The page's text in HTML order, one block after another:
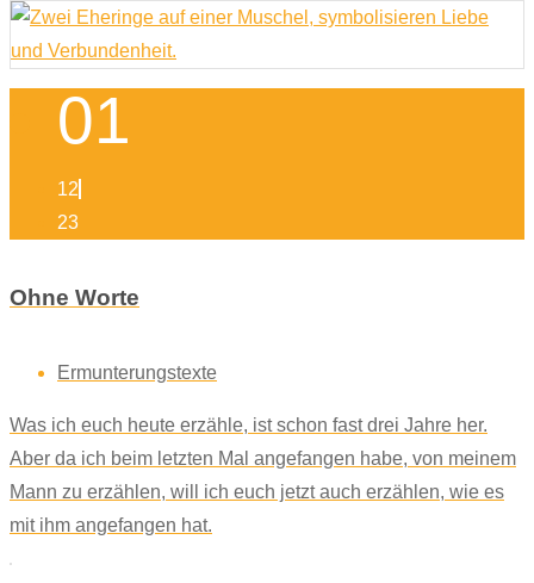
01
12
23
Ohne Worte
Ermunterungstexte
Was ich euch heute erzähle, ist schon fast drei Jahre her.
Aber da ich beim letzten Mal angefangen habe, von meinem
Mann zu erzählen, will ich euch jetzt auch erzählen, wie es
mit ihm angefangen hat.